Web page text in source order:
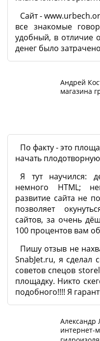
Сайт -
все знакомые
удобный, в отличие
денег было
Андрей
магазина
По факту - это
начать
Я тут научился:
немного HTML;
развитие сайта не
позволяет
сайтов, за очень
100 процентов вам
Пишу отзыв не
SnabJet.ru, я
советов спецов
площадку. Никто
подобного!!!! Я
Александр
интернет-